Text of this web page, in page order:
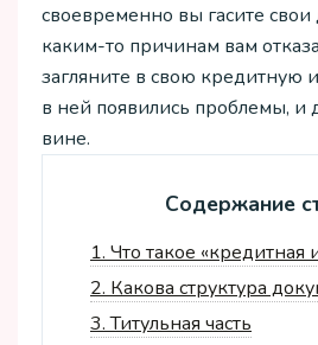
своевременно вы гасите свои
каким-то причинам вам
загляните в свою кредитную
в ней появились проблемы, и
вине.
Содержание
1. Что такое «кредитная
2. Какова структура
3.Титульная часть